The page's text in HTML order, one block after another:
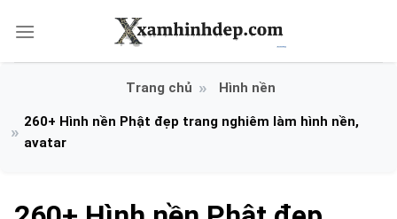
qua
Hình nền
260+ Hình nền Phật đẹp trang nghiêm làm hình nền,
avatar